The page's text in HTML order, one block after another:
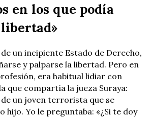
en los que podía
un incipiente Estado de Derecho,
y palparse la libertad. Pero en
era habitual lidiar con
que compartía la jueza Suraya:
de un joven terrorista que se
hijo. Yo le preguntaba: «¿Si te doy